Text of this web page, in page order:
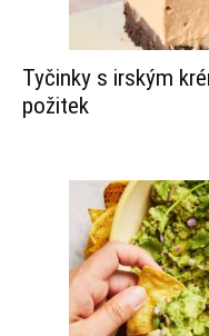
Tyčinky s irským
požitek